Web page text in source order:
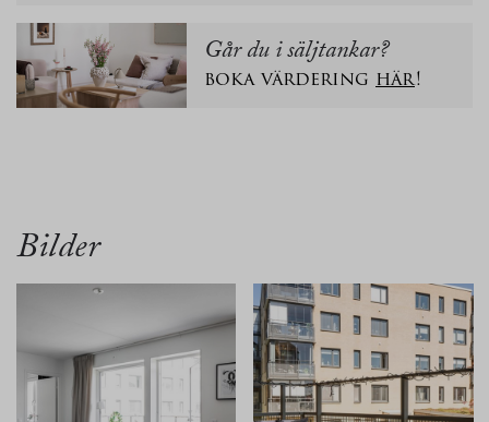
Går du i säljtankar?
boka värdering här!
Bilder